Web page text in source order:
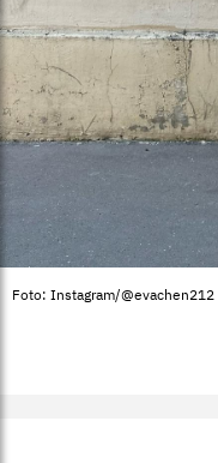
Foto: Instagram/@evachen212